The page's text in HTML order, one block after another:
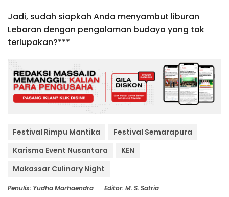
Jadi, sudah siapkah Anda menyambut liburan
Lebaran dengan pengalaman budaya yang tak
terlupakan?***
Festival Rimpu Mantika
Festival Semarapura
Karisma Event Nusantara
KEN
Makassar Culinary Night
Penulis: Yudha Marhaendra Editor: M. S. Satria